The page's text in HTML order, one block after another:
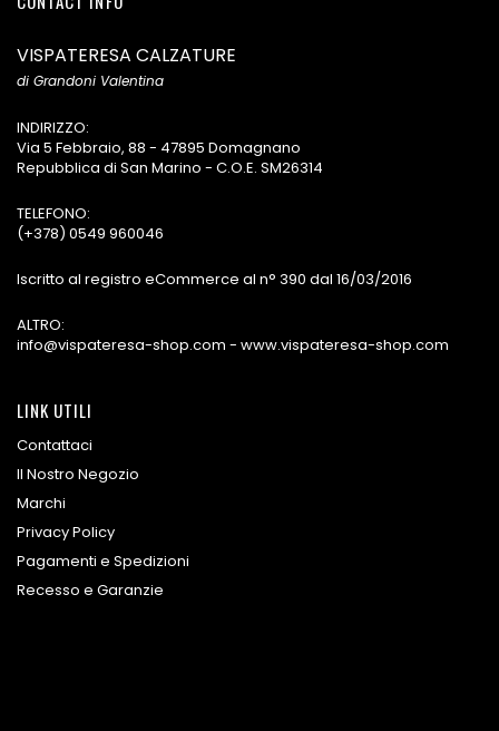
VISPATERESA CALZATURE
di Grandoni Valentina
INDIRIZZO:
Via 5 Febbraio, 88 - 47895 Domagnano
Repubblica di San Marino - C.O.E. SM26314
TELEFONO:
(+378) 0549 960046
Iscritto al registro eCommerce al n° 390 dal 16/03/2016
ALTRO:
info@vispateresa-shop.com - www.vispateresa-shop.com
LINK UTILI
Contattaci
Il Nostro Negozio
Marchi
Privacy Policy
Pagamenti e Spedizioni
Recesso e Garanzie